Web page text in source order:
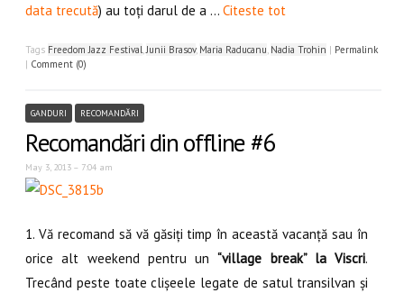
data trecută) au toți darul de a … Citeste tot
Tags Freedom Jazz Festival,Junii Brasov, Maria Raducanu, Nadia Trohin | Permalink
| Comment (0)
GANDURI RECOMANDĂRI
Recomandări din offline #6
May 3, 2013 – 7:04 am
1. Vă recomand să vă găsiți timp în această vacanță sau în
orice alt weekend pentru un“village break” la Viscri.
Trecând peste toate clișeele legate de satul transilvan și